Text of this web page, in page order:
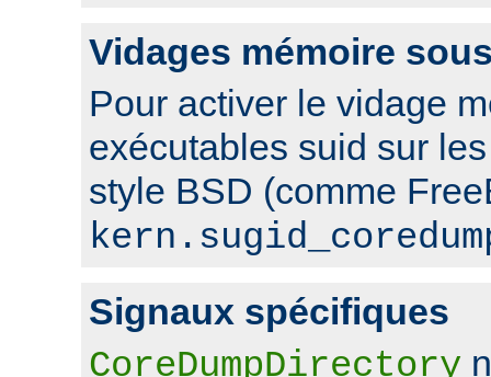
Vidages mémoire
Pour activer le vidage
exécutables suid sur
style BSD (comme
Signaux spécifiques
CoreDumpDirectory